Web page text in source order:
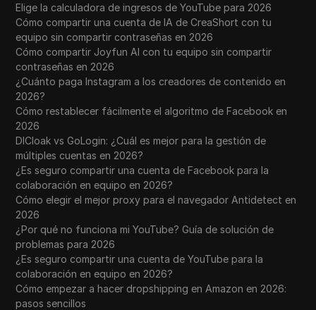
Elige la calculadora de ingresos de YouTube para 2026
Cómo compartir una cuenta de IA de CreaShort con tu
equipo sin compartir contraseñas en 2026
Cómo compartir Joyfun AI con tu equipo sin compartir
contraseñas en 2026
¿Cuánto paga Instagram a los creadores de contenido en
2026?
Cómo restablecer fácilmente el algoritmo de Facebook en
2026
DICloak vs GoLogin: ¿Cuál es mejor para la gestión de
múltiples cuentas en 2026?
¿Es seguro compartir una cuenta de Facebook para la
colaboración en equipo en 2026?
Cómo elegir el mejor proxy para el navegador Antidetect en
2026
¿Por qué no funciona mi YouTube? Guía de solución de
problemas para 2026
¿Es seguro compartir una cuenta de YouTube para la
colaboración en equipo en 2026?
Cómo empezar a hacer dropshipping en Amazon en 2026:
pasos sencillos